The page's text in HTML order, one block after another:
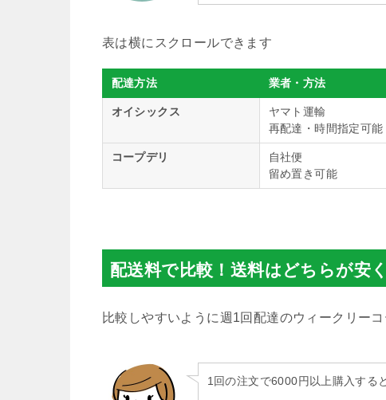
配達方法 業者・方法
オイシックス
ヤマト運輸
再配達・時間指定可能
コープデリ
自社便
留め置き可能
配送料で比較！送料はどちらが安
比較しやすいように週1回配達のウィークリー
1回の注文で6000円以上購入する